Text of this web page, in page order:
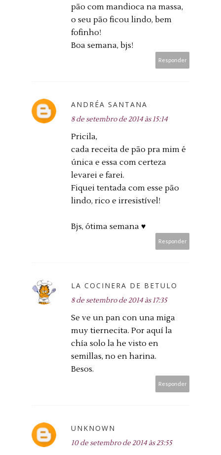
pão com mandioca na massa,
o seu pão ficou lindo, bem
fofinho!
Boa semana, bjs!
Responder
ANDRÉA SANTANA
8 de setembro de 2014 às 15:14
Pricila,
cada receita de pão pra mim é
única e essa com certeza
levarei e farei.
Fiquei tentada com esse pão
lindo, rico e irresistível!
Bjs, ótima semana ♥
Responder
LA COCINERA DE BETULO
8 de setembro de 2014 às 17:35
Se ve un pan con una miga
muy tiernecita. Por aquí la
chía solo la he visto en
semillas, no en harina.
Besos.
Responder
UNKNOWN
10 de setembro de 2014 às 23:55